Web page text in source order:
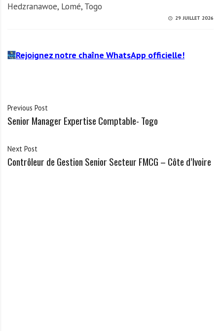
Hedzranawoe, Lomé, Togo
29 JUILLET 2026
Rejoignez notre chaîne WhatsApp officielle!
Previous Post
Senior Manager Expertise Comptable- Togo
Next Post
Contrôleur de Gestion Senior Secteur FMCG – Côte d’Ivoire